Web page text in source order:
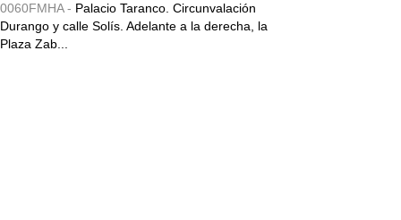
0060FMHA - Palacio Taranco. Circunvalación
Durango y calle Solís. Adelante a la derecha, la
Plaza Zab...